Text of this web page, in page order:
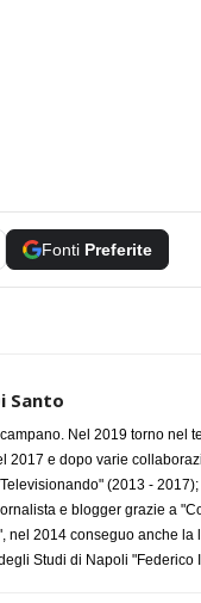
Fonti Preferite
Santo
Nel 2019 torno nel
2017 e dopo varie
(2013 -
e blogger grazie a
nel 2014 conseguo anche
Studi di Napoli "Federico